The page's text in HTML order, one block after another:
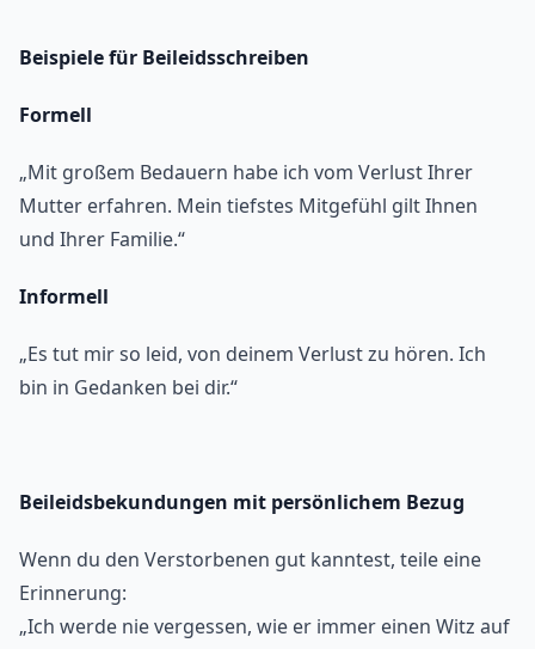
Beispiele für Beileidsschreiben
Formell
„Mit großem Bedauern habe ich vom Verlust Ihrer
Mutter erfahren. Mein tiefstes Mitgefühl gilt Ihnen
und Ihrer Familie.“
Informell
„Es tut mir so leid, von deinem Verlust zu hören. Ich
bin in Gedanken bei dir.“
Beileidsbekundungen mit persönlichem Bezug
Wenn du den Verstorbenen gut kanntest, teile eine
Erinnerung:
„Ich werde nie vergessen, wie er immer einen Witz auf